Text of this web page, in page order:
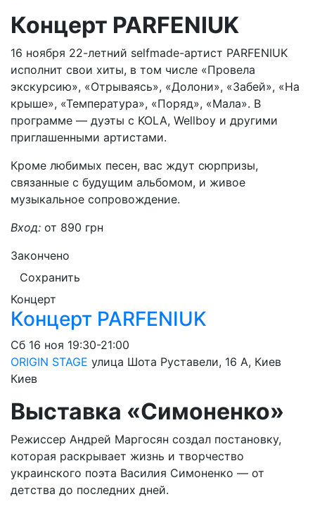
Концерт PARFENIUK
16 ноября 22-летний selfmade-артист PARFENIUK
исполнит свои хиты, в том числе «Провела
экскурсию», «Отрываясь», «Долони», «Забей», «На
крыше», «Температура», «Поряд», «Мала». В
программе — дуэты с KOLA, Wellboy и другими
приглашенными артистами.
Кроме любимых песен, вас ждут сюрпризы,
связанные с будущим альбомом, и живое
музыкальное сопровождение.
Вход: от 890 грн
Закончено
Сохранить
Концерт
Концерт PARFENIUK
Сб 16 ноя 19:30-21:00
ORIGIN STAGE улица Шота Руставели, 16 A, Киев
Киев
Выставка «Симоненко»
Режиссер Андрей Маргосян создал постановку,
которая раскрывает жизнь и творчество
украинского поэта Василия Симоненко — от
детства до последних дней.